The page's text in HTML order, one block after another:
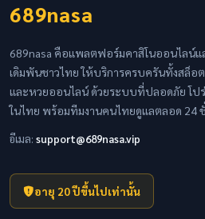
689nasa
689nasa คือแพลตฟอร์มคาสิโนออนไลน์
เดิมพันชาวไทย ให้บริการครบครันทั้งสล็อ
และหวยออนไลน์ ด้วยระบบที่ปลอดภัย โปร่
ในไทย พร้อมทีมงานคนไทยดูแลตลอด 24 ชั่
อีเมล: support@689nasa.vip
อายุ 20 ปีขึ้นไปเท่านั้น